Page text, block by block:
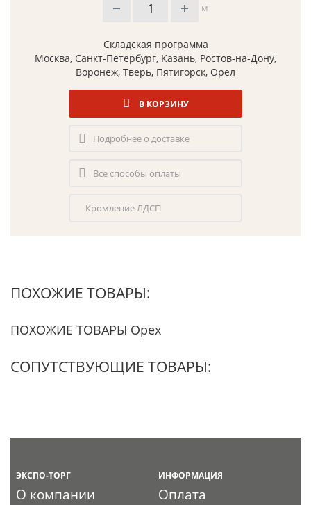
м
Складская программа
Москва, Санкт-Петербург, Казань, Ростов-на-Дону,
Воронеж, Тверь, Пятигорск, Орел
В КОРЗИНУ
Подробнее о доставке
Все способы оплаты
Кромление ЛДСП
ПОХОЖИЕ ТОВАРЫ:
ПОХОЖИЕ ТОВАРЫ Орех
СОПУТСТВУЮЩИЕ ТОВАРЫ:
ЭКСПО-ТОРГ
О компании
ИНФОРМАЦИЯ
Оплата